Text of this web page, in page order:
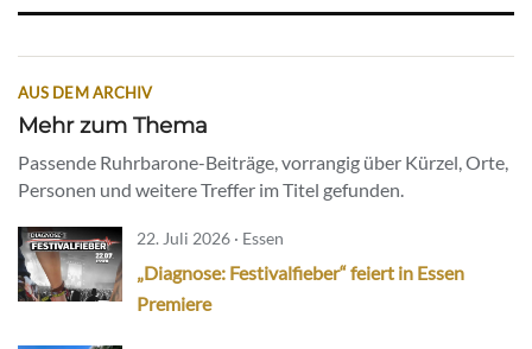
AUS DEM ARCHIV
Mehr zum Thema
Passende Ruhrbarone-Beiträge, vorrangig über Kürzel, Orte,
Personen und weitere Treffer im Titel gefunden.
22. Juli 2026 · Essen
„Diagnose: Festivalfieber“ feiert in Essen
Premiere